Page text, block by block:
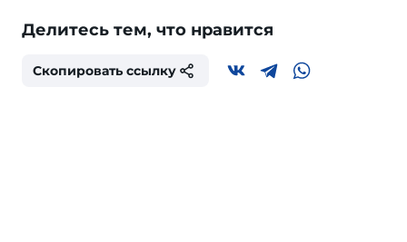
Делитесь тем, что нравится
Скопировать ссылку